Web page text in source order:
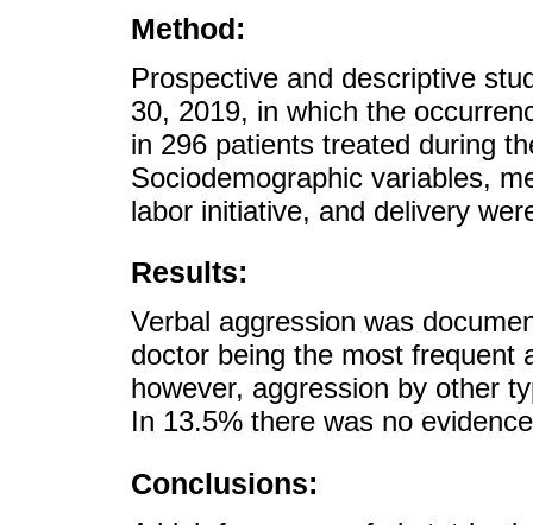
Method:
Prospective and descriptive
30, 2019, in which the
in 296 patients treated during
Sociodemographic variables,
labor initiative, and delivery
Results:
Verbal aggression was
doctor being the most frequent
however, aggression by other
In 13.5% there was no
Conclusions: